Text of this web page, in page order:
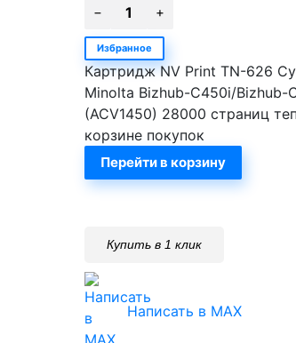
Избранное
Картридж NV Print TN-626
Minolta Bizhub-C450i/Bizhub-
(ACV1450) 28000 страниц
корзине покупок
Перейти в корзину
Купить в 1 клик
Написать в MAX